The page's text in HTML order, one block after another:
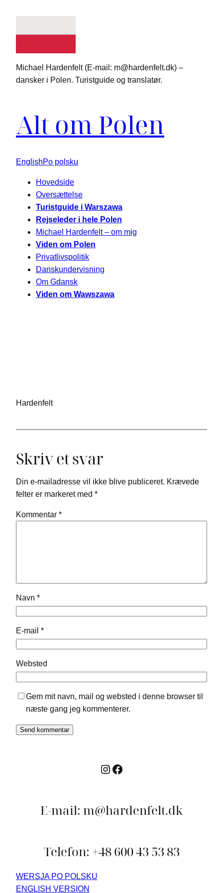
indhold
Michael Hardenfelt (E-mail: m@hardenfelt.dk) –
dansker i Polen. Turistguide og translatør.
Alt om Polen
EnglishPo polsku
Hovedside
Oversættelse
Turistguide i Warszawa
Rejseleder i hele Polen
Michael Hardenfelt – om mig
Viden om Polen
Privatlivspolitik
Danskundervisning
Om Gdansk
Viden om Wawszawa
Hardenfelt
Skriv et svar
Din e-mailadresse vil ikke blive publiceret. Krævede
felter er markeret med *
Kommentar *
Navn *
E-mail *
Websted
Gem mit navn, mail og websted i denne browser til
næste gang jeg kommenterer.
Instagram
Facebook
E-mail: m@hardenfelt.dk
Telefon: +48 600 43 53 83
WERSJA PO POLSKU
ENGLISH VERSION